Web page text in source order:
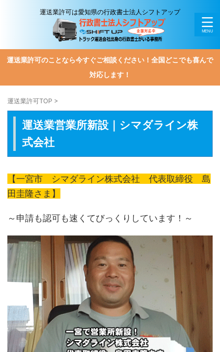
運送業許可は愛知県の行政書士法人シフトアップ
運送業許可のことなら今すぐご相談ください！全国どこでも喜んで
対応します！
運送業許可TOP >
運送業営業所新設｜シマダライン株
式会社
【一宮市 シマダライン株式会社 代表取締役 島
田圭隆さま】
～申請も認可も速くてびっくりしています！～